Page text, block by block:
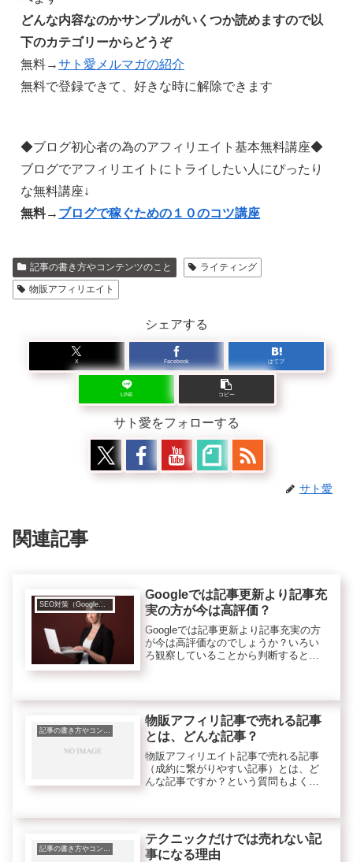
どんな内容なのかサンプルがいくつか読めますので以
下のカテゴリーからどうぞ
無料→サト愛メルマガの紹介
無料で登録できて、好きな時に解除できます
◆ブログ初心者の為のアフィリエイト基本無料講座◆
ブログでアフィリエイトにトライしたい人にぴったり
な無料講座↓
無料→ ブログで稼ぐための１０のコツ講座
記事の書き方やコンテンツのこと
ライティング
物販アフィリエイト
シェアする
X Facebook はてブ
LINE コピー
サト愛をフォローする
サト愛
関連記事
SEO対策（Googleなど検索エンジンのこと）
Googleでは記事更新より記事充
実の方が今は高評価？
Googleでは記事更新より記事充実の方
が今は高評価なのでしょうか？いろい
ろ観察していることから判断すると、
記事の書き方やコンテンツのこと
物販アフィリ記事で売れる記事
とは、どんな記事？
物販アフィリエイト記事で売れる記事
（成約に繋がりやすい記事）とは、ど
んな記事ですか？という質問もよくい
と思いますが今、体験中で思うことを
書いてみます。
テクニックだけでは売れない記
事になる理由